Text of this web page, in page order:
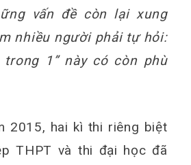
vấn đề còn lại xung
nhiều người phải tự hỏi:
trong 1” này có còn phù
2015, hai kì thi riêng biệt
THPT và thi đại học đã